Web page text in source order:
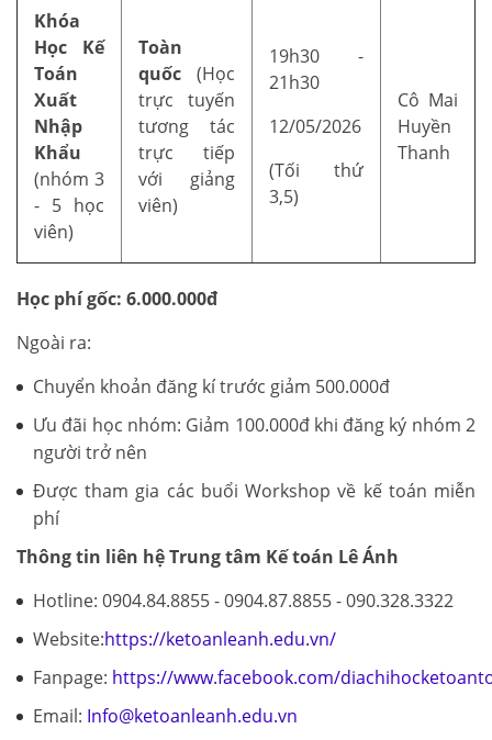
Khóa
Học Kế
Toán
Xuất
Nhập
Khẩu
(nhóm 3
- 5 học
viên)
Toàn
quốc (Học
trực tuyến
tương tác
trực tiếp
với giảng
viên)
19h30 -
21h30
12/05/2026
(Tối thứ
3,5)
Cô Mai
Huyền
Thanh
Học phí gốc: 6.000.000đ
Ngoài ra:
Chuyển khoản đăng kí trước giảm 500.000đ
Ưu đãi học nhóm: Giảm 100.000đ khi đăng ký nhóm 2
người trở nên
Được tham gia các buổi Workshop về kế toán miễn
phí
Thông tin liên hệ Trung tâm Kế toán Lê Ánh
Hotline: 0904.84.8855 - 0904.87.8855 - 090.328.3322
Website:https://ketoanleanh.edu.vn/
Fanpage: https://www.facebook.com/
Email: Info@ketoanleanh.edu.vn